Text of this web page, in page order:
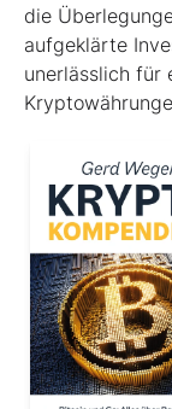
die
aufgeklärte
unerlässlich für